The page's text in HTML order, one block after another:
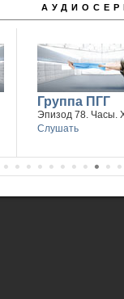
Группа ПГГ
Эпизод 78. Часы.
Слушать